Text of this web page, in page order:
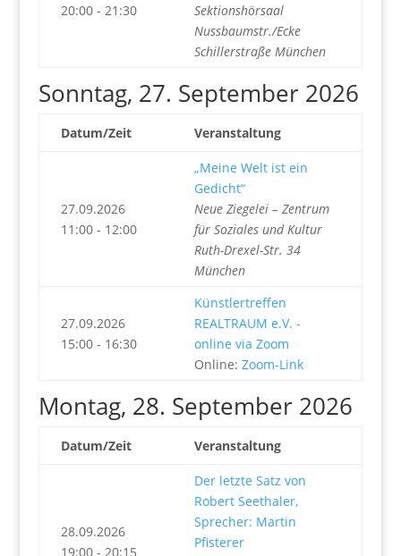
20:00 - 21:30
Sektionshörsaal
Nussbaumstr./Ecke
Schillerstraße München
Sonntag, 27. September 2026
Datum/Zeit Veranstaltung
27.09.2026
11:00 - 12:00
„Meine Welt ist ein
Gedicht“
Neue Ziegelei – Zentrum
für Soziales und Kultur
Ruth-Drexel-Str. 34
München
27.09.2026
15:00 - 16:30
Künstlertreffen
REALTRAUM e.V. -
online via Zoom
Online: Zoom-Link
Montag, 28. September 2026
Datum/Zeit Veranstaltung
28.09.2026
19:00 - 20:15
Der letzte Satz von
Robert Seethaler,
Sprecher: Martin
Pfisterer